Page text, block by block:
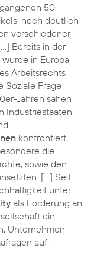
50
noch deutlich
verschiedener
Bereits in der
in Europa
Arbeitsrechts
Soziale Frage
Jahren sahen
Industriestaaten
konfrontiert,
die
sowie den
[…] Seit
unter
als Forderung an
ein.
Unternehmen
auf.